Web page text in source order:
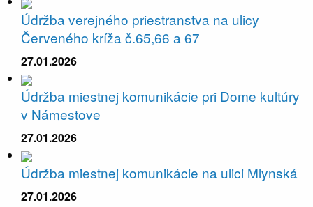
Údržba verejného priestranstva na ulicy
Červeného kríža č.65,66 a 67
27.01.2026
Údržba miestnej komunikácie pri Dome kultúry
v Námestove
27.01.2026
Údržba miestnej komunikácie na ulici Mlynská
27.01.2026